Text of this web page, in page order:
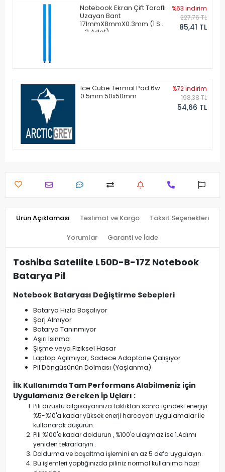
Notebook Ekran Çift Taraflı
Uzayan Bant
171mmX8mmX0.3mm (1 Set
- 2 Adet)
%63 indirim
227,76 TL
85,41 TL
Ice Cube Termal Pad 6w
0.5mm 50x50mm
%72 indirim
198,38 TL
54,66 TL
Ürün Açıklaması Teslimat ve Kargo Taksit Seçenekleri
Yorumlar Garanti ve İade
Toshiba Satellite L50D-B-17Z Notebook
Batarya Pil
Notebook Bataryası Değiştirme Sebepleri
Batarya Hızla Boşalıyor
Şarj Almıyor
Batarya Tanınmıyor
Aşırı Isınma
Şişme veya Fiziksel Hasar
Laptop Açılmıyor, Sadece Adaptörle Çalışıyor
Pil Döngüsünün Dolması (Yaşlanma)
İlk Kullanımda Tam Performans Alabilmeniz için
Uygulamanız Gereken İp Uçları :
Pili dizüstü bilgisayarınıza taktıktan sonra içindeki enerjiyi
%5-%10'a kadar yüksek enerji harcayan uygulamalar ile
kullanarak düşürün.
Pili %100'e kadar doldurun , %100'e ulaşmaz ise 1.Adımı
yeniden tekrarlaryın .
Doldurma ve boşaltma işlemini en az 5 defa uygulayın.
Bu işlemleri yaptığınızda piliniz normal kullanıma hazır